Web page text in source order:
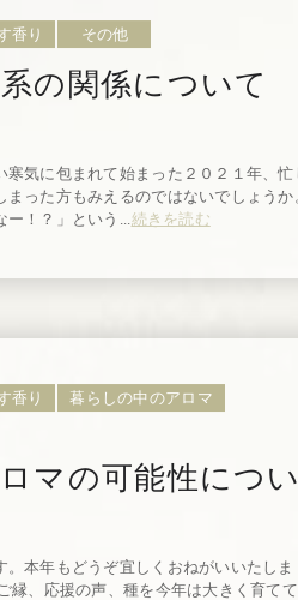
香り その他
の関係について
気に包まれて始まった２０２１年、忙
った方もみえるのではないでしょうか
ー！？」という...続きを読む
香り
暮らしの中のアロマ
マの可能性につい
本年もどうぞ宜しくおねがいいたしま
縁、応援の声、種を今年は大きく育て